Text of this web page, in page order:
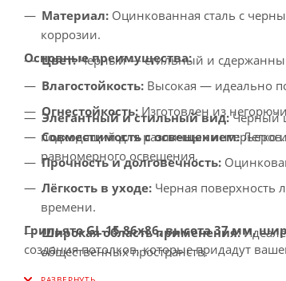
Материал: Оцинкованная сталь с
коррозии.
Цвет:Черный — стильный и сдержанный
Влагостойкость: Высокая — идеально
Огнестойкость: Изготовлен из
Совместимость с освещением:Легко
равномерного освещения.
Основные преимущества:
Элегантный и стильный вид:Черный
подходящий для различных интерьеров.
Прочность и долговечность:
Лёгкость в уходе: Черная поверхность
времени.
Широкая область применения:
общественных пространств.
Грильято GL-15 86x86, высота 37 мм,
создания потолков, которые придадут